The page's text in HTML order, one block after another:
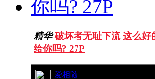
精华 破坏者无耻下流 这么好
给你吗? 27P
爱相随